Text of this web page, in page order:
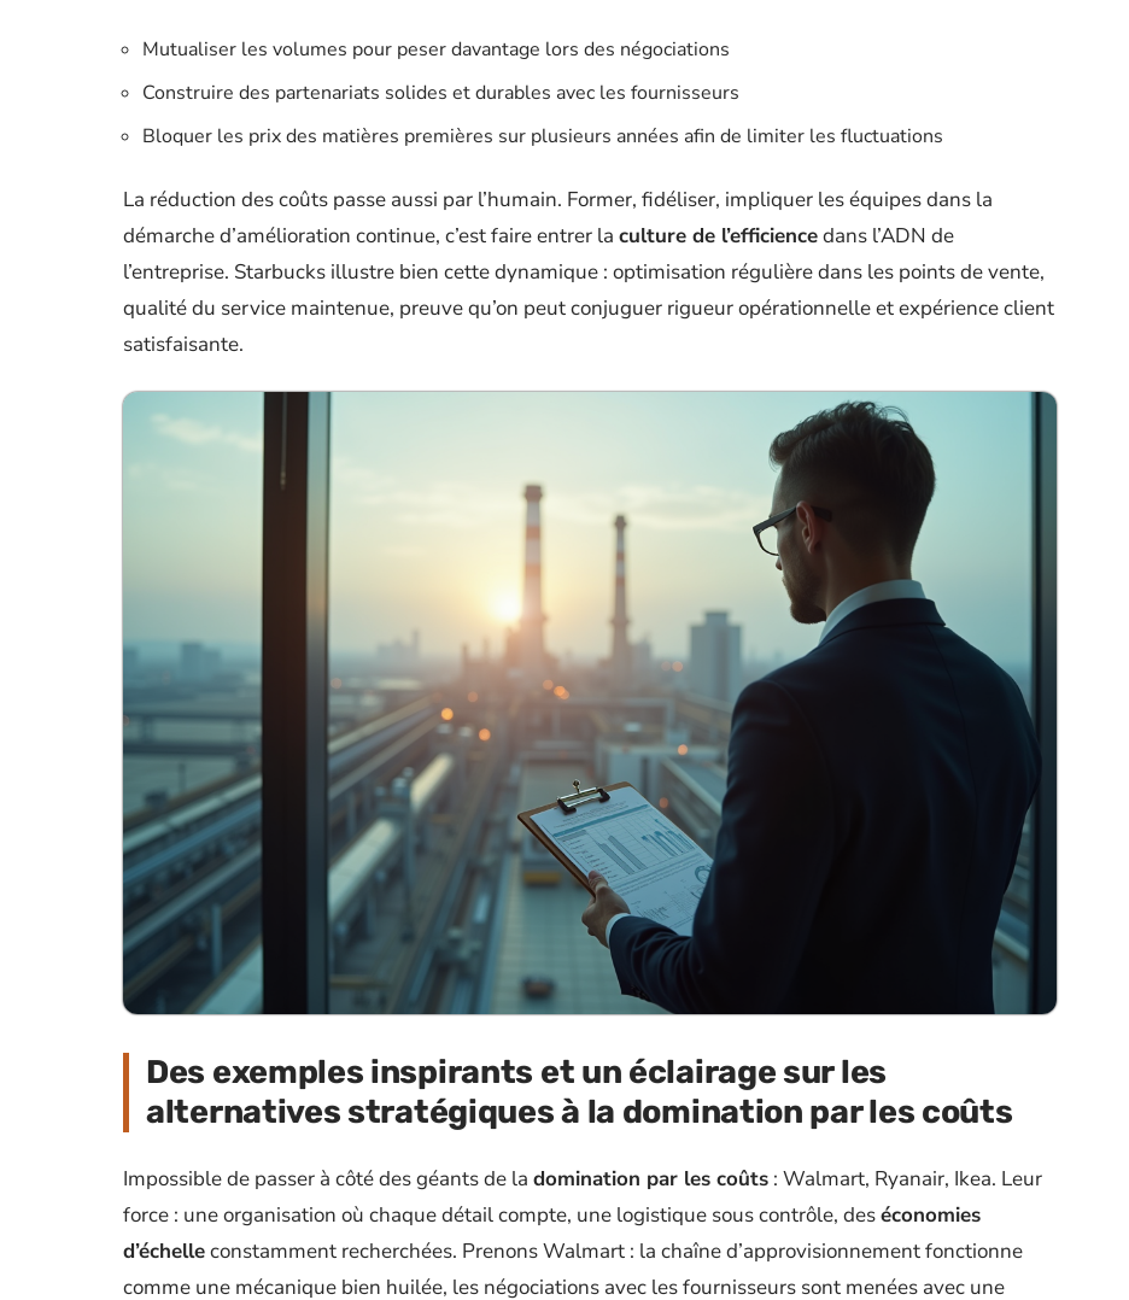
Mutualiser les volumes pour peser davantage lors des négociations
Construire des partenariats solides et durables avec les fournisseurs
Bloquer les prix des matières premières sur plusieurs années afin de limiter les fluctuations
La réduction des coûts passe aussi par l’humain. Former, fidéliser, impliquer les équipes dans la
démarche d’amélioration continue, c’est faire entrer la culture de l’efficiencedans l’ADN de
l’entreprise. Starbucks illustre bien cette dynamique : optimisation régulière dans les points de vente,
qualité du service maintenue, preuve qu’on peut conjuguer rigueur opérationnelle et expérience client
satisfaisante.
Des exemples inspirants et un éclairage sur les
alternatives stratégiques à la domination par les coûts
Impossible de passer à côté des géants de la domination par les coûts : Walmart, Ryanair, Ikea. Leur
force : une organisation où chaque détail compte, une logistique sous contrôle, deséconomies
d’échelleconstamment recherchées. Prenons Walmart : la chaîne d’approvisionnement fonctionne
comme une mécanique bien huilée, les négociations avec les fournisseurs sont menées avec une